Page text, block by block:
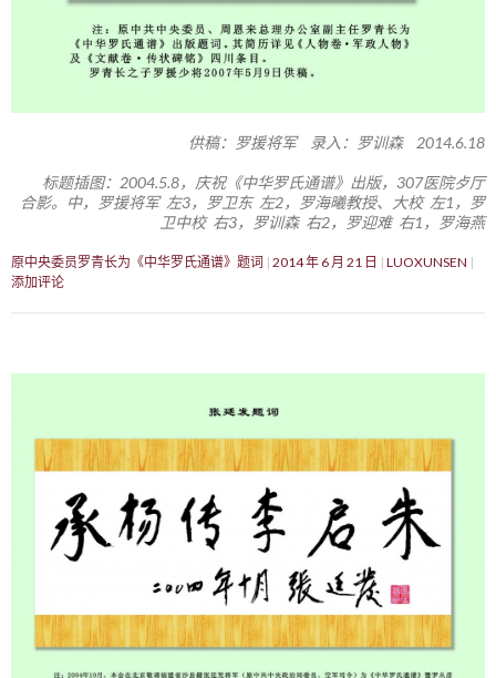
供稿：罗援将军 录入：罗训森 2014.6.18
标题插图：2004.5.8，庆祝《中华罗氏通谱》出版，307医院歺厅
合影。中，罗援将军 左3，罗卫东 左2，罗海曦教授、大校 左1，罗
卫中校 右3，罗训森 右2，罗迎难 右1，罗海燕
原中央委员罗青长为《中华罗氏通谱》题词 2014 年 6 月 21 日
LUOXUNSEN
添加评论